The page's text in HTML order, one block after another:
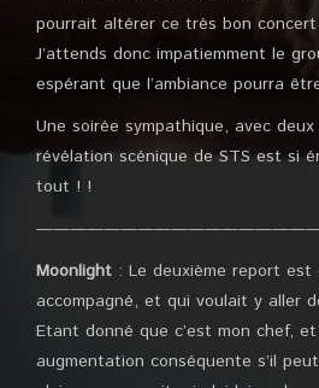
pourrait altérer ce très bon
J’attends donc impatiemment le
espérant que l’ambiance pourra
Une soirée sympathique, avec
révélation scénique de STS est si
tout ! !
Moonlight : Le deuxième report est
accompagné, et qui voulait y aller
Etant donné que c’est mon chef,
augmentation conséquente s’il